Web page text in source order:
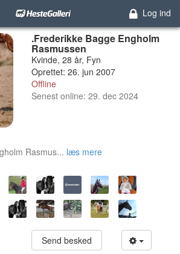
Log ind
.Frederikke Bagge Engholm
Rasmussen
Kvinde, 28 år, Fyn
Oprettet: 26. jun 2007
Offline
Senest online: 29. dec 2024
Rasmus... læs mere
Send besked